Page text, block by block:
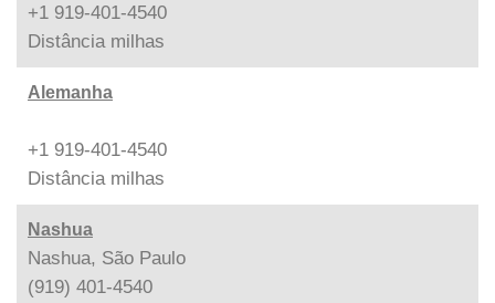
+1 919-401-4540
Distância milhas
Alemanha
+1 919-401-4540
Distância milhas
Nashua
Nashua, São Paulo
(919) 401-4540